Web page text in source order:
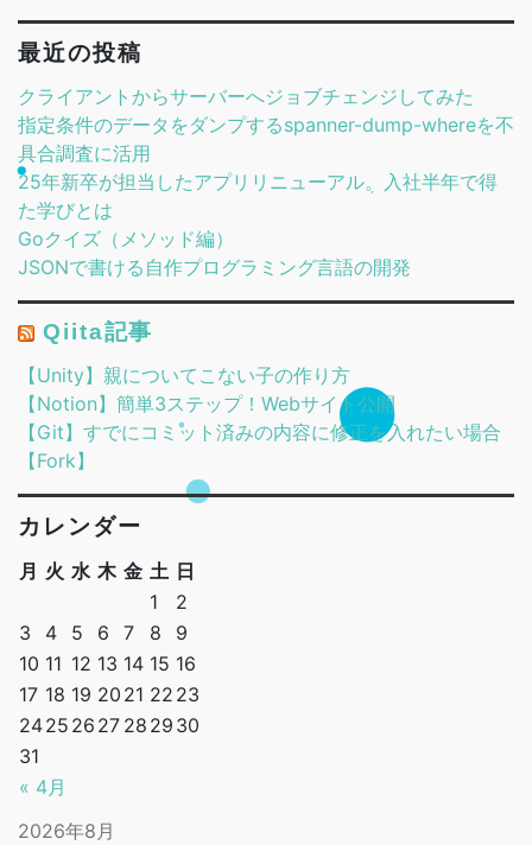
最近の投稿
クライアントからサーバーへジョブチェンジしてみた
指定条件のデータをダンプするspanner-dump-whereを不
具合調査に活用
25年新卒が担当したアプリリニューアル。入社半年で得
た学びとは
Goクイズ（メソッド編）
JSONで書ける自作プログラミング言語の開発
Qiita記事
【Unity】親についてこない子の作り方
【Notion】簡単3ステップ！Webサイト公開
【Git】すでにコミット済みの内容に修正を入れたい場合
【Fork】
カレンダー
2026年8月
月 火 水 木 金 土 日
« 4月
1
2
3
4 5 6 7 8
9
10 11 12 13 14 15 16
17 18 19 20 21 22 23
2425 26 27 28 29 30
31